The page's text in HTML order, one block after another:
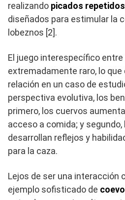
realizando picados repetidos
diseñados para estimular la
lobeznos [2].
El juego interespecífico
extremadamente raro, lo
relación en un caso de
perspectiva evolutiva, los
primero, los cuervos
acceso a comida; y
desarrollan reflejos y
para la caza.
Lejos de ser una interacción
ejemplo sofisticado de